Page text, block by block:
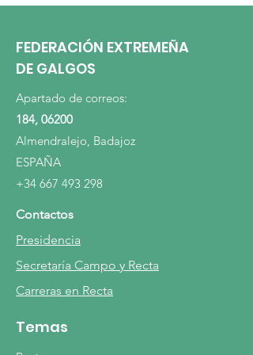
FEDERACIÓN EXTREMEÑA
DE GALGOS
Apartado de correos:
184, 06200
Almendralejo, Badajoz
ESPAÑA
+34 667 493 298
Contactos
Presidencia
Secretaría Campo y Recta
Carreras en Recta
Temas